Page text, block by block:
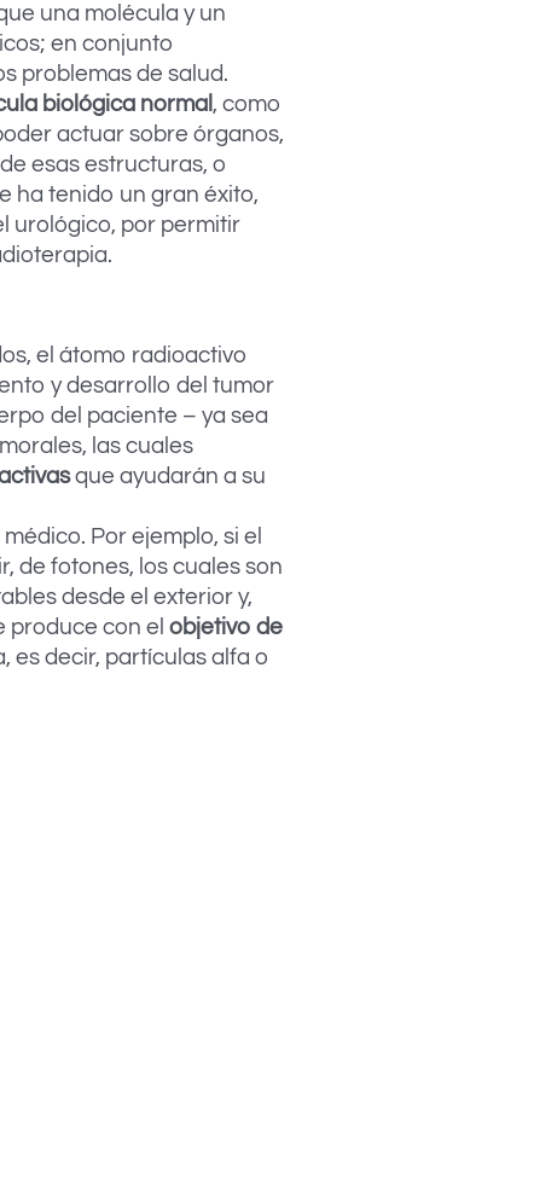
una molécula y un
en conjunto
problemas de salud.
biológica normal , como
actuar sobre órganos,
esas estructuras, o
ha tenido un gran éxito,
urológico, por permitir
el átomo radioactivo
y desarrollo del tumor
del paciente – ya sea
las cuales
que ayudarán a su
Por ejemplo, si el
de fotones, los cuales son
desde el exterior y,
produce con el objetivo de
es decir, partículas alfa o